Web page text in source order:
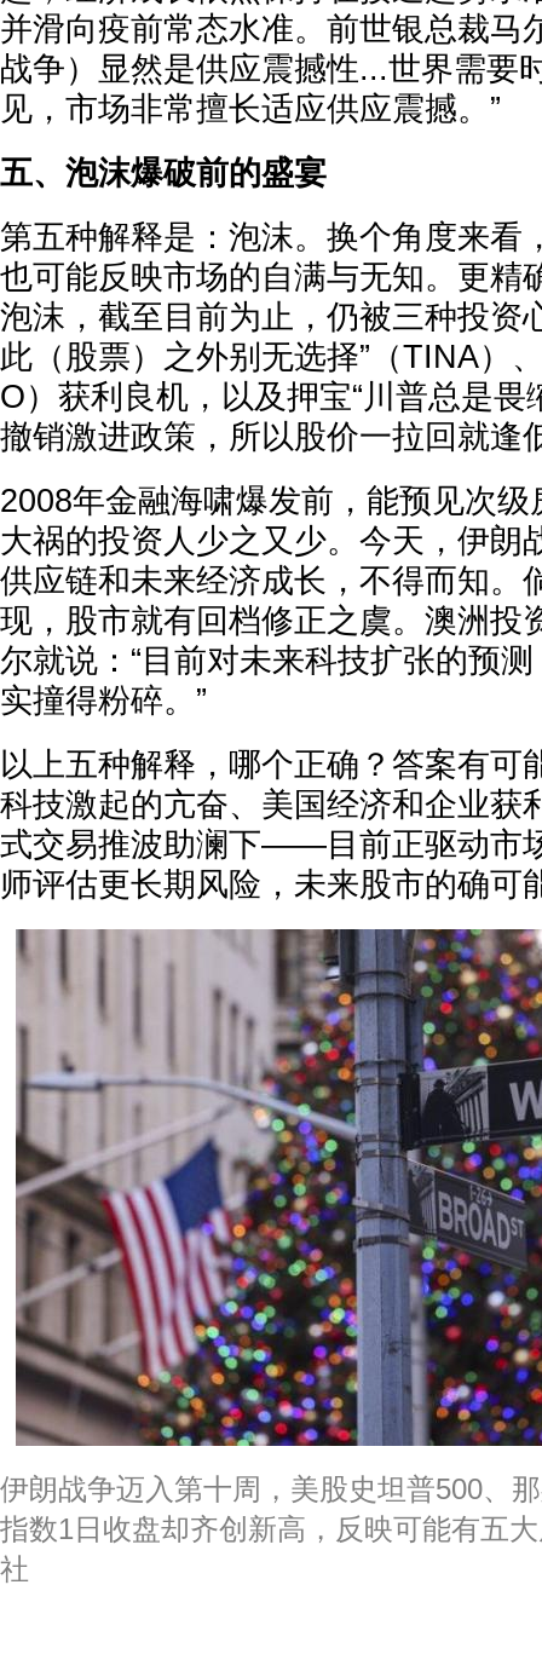
并滑向疫前常态水准。前世银总裁马
战争）显然是供应震撼性...世界需要
见，市场非常擅长适应供应震撼。”
五、泡沫爆破前的盛宴
第五种解释是：泡沫。换个角度来看
也可能反映市场的自满与无知。更精
泡沫，截至目前为止，仍被三种投资
此（股票）之外别无选择”（TINA）
O）获利良机，以及押宝“川普总是畏
撤销激进政策，所以股价一拉回就逢
2008年金融海啸爆发前，能预见次
大祸的投资人少之又少。今天，伊朗
供应链和未来经济成长，不得而知。
现，股市就有回档修正之虞。澳洲投
尔就说：“目前对未来科技扩张的预
实撞得粉碎。”
以上五种解释，哪个正确？答案有可
科技激起的亢奋、美国经济和企业
式交易推波助澜下——目前正驱动市
师评估更长期风险，未来股市的确可
伊朗战争迈入第十周，美股史坦普500、
指数1日收盘却齐创新高，反映可能有五
社